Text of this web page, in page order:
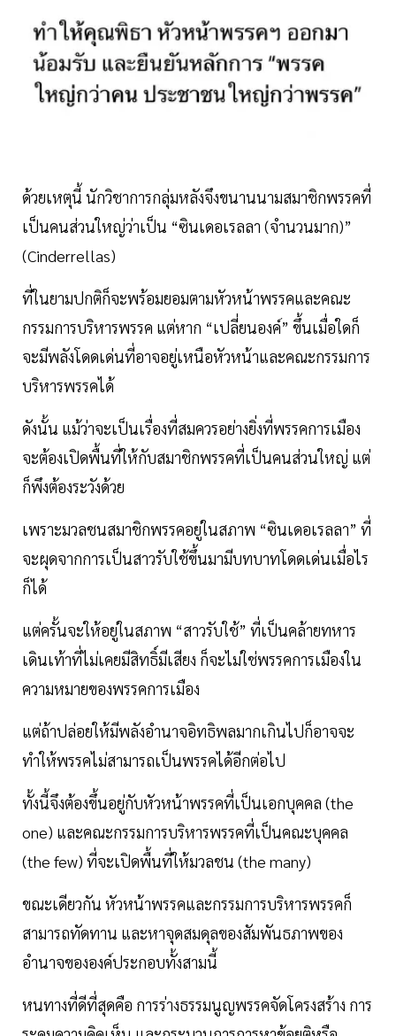
ด้วยเหตุนี้ นักวิชาการกลุ่มหลังจึงขนานนามสมาชิกพรรคที่
เป็นคนส่วนใหญ่ว่าเป็น “ซินเดอเรลลา (จำนวนมาก)”
(Cinderrellas)
ที่ในยามปกติก็จะพร้อมยอมตามหัวหน้าพรรคและคณะ
กรรมการบริหารพรรค แต่หาก “เปลี่ยนองค์” ขึ้นเมื่อใดก็
จะมีพลังโดดเด่นที่อาจอยู่เหนือหัวหน้าและคณะกรรมการ
บริหารพรรคได้
ดังนั้น แม้ว่าจะเป็นเรื่องที่สมควรอย่างยิ่งที่พรรคการเมือง
จะต้องเปิดพื้นที่ให้กับสมาชิกพรรคที่เป็นคนส่วนใหญ่ แต่
ก็พึงต้องระวังด้วย
เพราะมวลชนสมาชิกพรรคอยู่ในสภาพ “ซินเดอเรลลา” ที่
จะผุดจากการเป็นสาวรับใช้ขึ้นมามีบทบาทโดดเด่นเมื่อไร
ก็ได้
แต่ครั้นจะให้อยู่ในสภาพ “สาวรับใช้” ที่เป็นคล้ายทหาร
เดินเท้าที่ไม่เคยมีสิทธิ์มีเสียง ก็จะไม่ใช่พรรคการเมืองใน
ความหมายของพรรคการเมือง
แต่ถ้าปล่อยให้มีพลังอำนาจอิทธิพลมากเกินไปก็อาจจะ
ทำให้พรรคไม่สามารถเป็นพรรคได้อีกต่อไป
ทั้งนี้จึงต้องขึ้นอยู่กับหัวหน้าพรรคที่เป็นเอกบุคคล (the
one) และคณะกรรมการบริหารพรรคที่เป็นคณะบุคคล
(the few) ที่จะเปิดพื้นที่ให้มวลชน (the many)
ขณะเดียวกัน หัวหน้าพรรคและกรรมการบริหารพรรคก็
สามารถทัดทาน และหาจุดสมดุลของสัมพันธภาพของ
อำนาจขององค์ประกอบทั้งสามนี้
หนทางที่ดีที่สุดคือ การร่างธรรมนูญพรรคจัดโครงสร้าง การ